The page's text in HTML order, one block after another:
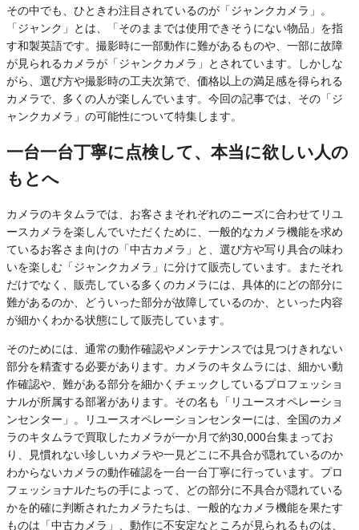
その中でも、ひときわ注目されているのが「ジャンクカメラ」。
「ジャンク」とは、「そのままでは使用できそうにない物品」を指
す和製英語です。撮影時に一部動作に難があるものや、一部に故障
が見られるカメラが「ジャンクカメラ」とされています。しかしな
がら、選び方や撮影時の工夫次第で、価格以上の満足感を得られる
カメラで、多くの人が楽しんでいます。今回の記事では、その「ジ
ャンクカメラ」の可能性について特集します。
一台一台丁寧に点検して、本当に欲しい人の
もとへ
カメラのキタムラでは、お客さまそれぞれのニーズに合わせてリユ
ースカメラを楽しんでいただくために、一般的なカメラ機能を求め
ているお客さま向けの「中古カメラ」と、選び方や写り具合の味わ
いを楽しむ「ジャンクカメラ」に分けて販売しています。またそれ
だけでなく、販売している多くのカメラには、具体的にどの部分に
難があるのか、どういった部分が故障しているのか、といった内容
が細かくわかる状態にして販売しています。
そのためには、通常の動作確認やメンテナンスでは見つけきれない
部分を精査する必要があります。カメラのキタムラには、細かい動
作確認や、難がある部分を細かくチェックしているプロフェッショ
ナルが所属する部署があります。その名も「リユースオペレーショ
ンセンター」。リユースオペレーションセンターには、全国のカメ
ラのキタムラで買取したカメラが一か月で約30,000台集まってお
り、見慣れない珍しいカメラや一見どこに不具合が隠れているのか
わからないカメラの動作確認を一台一台丁寧に行っています。プロ
フェッショナルたちの手によって、どの部分に不具合が隠れている
かを的確に判断されたカメラたちは、一般的なカメラ機能を果たす
ものは「中古カメラ」、動作に不安定なところが見られるものは、